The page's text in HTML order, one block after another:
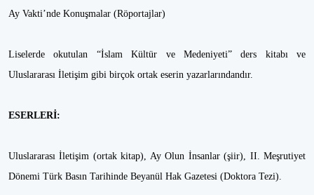
Ay Vakti’nde Konuşmalar (Röportajlar)
Liselerde okutulan “İslam Kültür ve Medeniyeti” ders kitabı ve
Uluslararası İletişim gibi birçok ortak eserin yazarlarındandır.
ESERLERİ:
Uluslararası İletişim (ortak kitap), Ay Olun İnsanlar (şiir), II. Meşrutiyet
Dönemi Türk Basın Tarihinde Beyanül Hak Gazetesi (Doktora Tezi).